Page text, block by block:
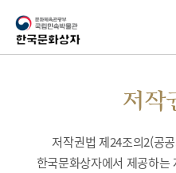
저작
저작권법 제24조의2(공
한국문화상자에서 제공하는